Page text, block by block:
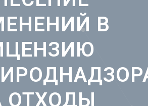
Р
Ростов-на-Дону
Рязань
С
Самара
Саранск
Саратов
В
ОТХОДЫ